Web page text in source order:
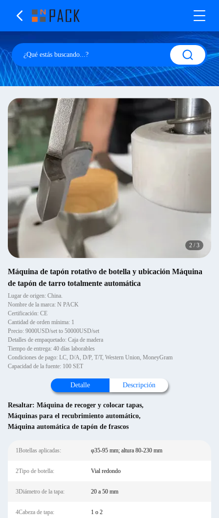
2 /3
Máquina de tapón rotativo de botella y ubicación Máquina
de tapón de tarro totalmente automática
Lugar de origen: China.
Nombre de la marca: N PACK
Certificación: CE
Cantidad de orden mínima: 1
Precio: 9000USD/set to 50000USD/set
Detalles de empaquetado: Caja de madera
Tiempo de entrega: 40 días laborables
Condiciones de pago: LC, D/A, D/P, T/T, Western Union, MoneyGram
Capacidad de la fuente: 100 SET
Detalle Descripción
Resaltar: Máquina de recoger y colocar tapas,
Máquinas para el recubrimiento automático,
Máquina automática de tapón de frascos
1Botellas aplicadas: φ35-95 mm; altura 80-230 mm
2Tipo de botella: Vial redondo
3Diámetro de la tapa: 20 a 50 mm
4Cabeza de tapa: 1 o 2